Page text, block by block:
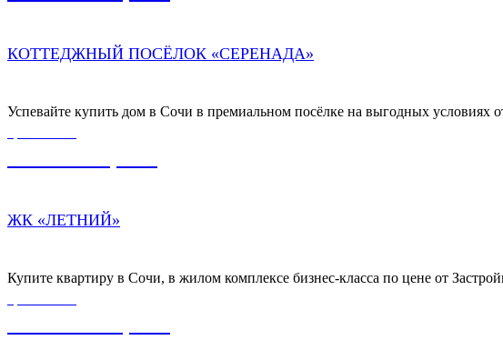
КОТТЕДЖНЫЙ ПОСЁЛОК «СЕРЕНАДА»
Успевайте купить дом в Сочи в премиальном посёлке на выгодных
ЖК «ЛЕТНИЙ»
Купите квартиру в Сочи, в жилом комплексе бизнес-класса по цене от